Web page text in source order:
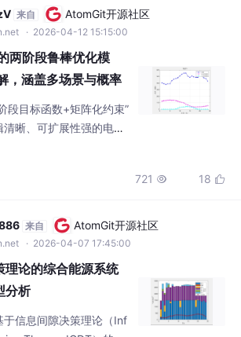
变量输出的拟合预测模
化GRU，对GRU的学习
层个数三个超参数做寻
来自 AtomGit开源社区
· 2026-04-12 15:15:00
两阶段鲁棒优化模
，涵盖多场景与概率
段目标函数+矩阵化约束”
晰、可扩展性强的电热
），为电热综
经济、稳定运行提供数学
化模型 多场景。
721  18 
来自 AtomGit开源社区
· 2026-04-07 17:45:00
理论的综合能源系统
分析
于信息间隙决策理论（Inf